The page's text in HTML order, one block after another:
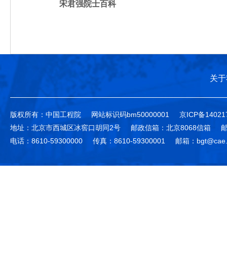
宋君强院士百科
关
版权所有：中国工程院 网站标识码bm50000001
京ICP备
地址：北京市西城区冰窖口胡同2号
邮政信箱：北京8068信箱
电话：8610-59300000
传真：8610-59300001 邮箱：